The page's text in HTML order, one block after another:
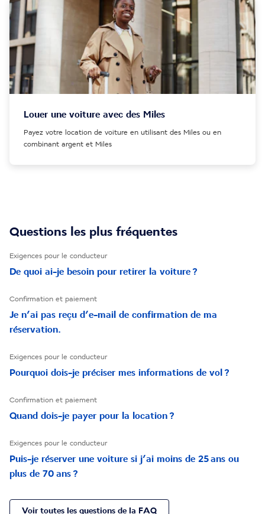
Louer une voiture avec des Miles
Payez votre location de voiture en utilisant des Miles ou en
combinant argent et Miles
Questions les plus fréquentes
Exigences pour le conducteur
De quoi ai-je besoin pour retirer la voiture ?
Confirmation et paiement
Je n’ai pas reçu d’e-mail de confirmation de ma
réservation.
Exigences pour le conducteur
Pourquoi dois-je préciser mes informations de vol ?
Confirmation et paiement
Quand dois-je payer pour la location ?
Exigences pour le conducteur
Puis-je réserver une voiture si j’ai moins de 25 ans ou
plus de 70 ans ?
Voir toutes les questions de la FAQ